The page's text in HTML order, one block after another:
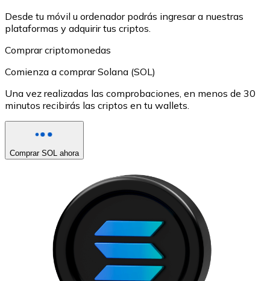
Desde tu móvil u ordenador podrás ingresar a nuestras
plataformas y adquirir tus criptos.
Comprar criptomonedas
Comienza a comprar Solana (SOL)
Una vez realizadas las comprobaciones, en menos de 30
minutos recibirás las criptos en tu wallets.
Comprar SOL ahora